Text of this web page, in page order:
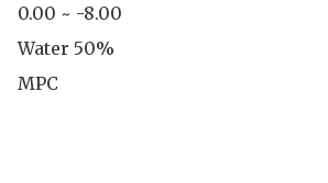
0.00 ~ -8.00
Water 50%
MPC